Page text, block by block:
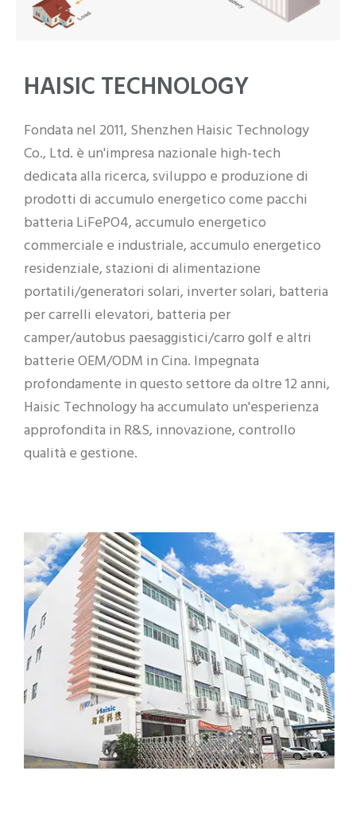
HAISIC TECHNOLOGY
Fondata nel 2011, Shenzhen Haisic Technology
Co., Ltd. è un'impresa nazionale high-tech
dedicata alla ricerca, sviluppo e produzione di
prodotti di accumulo energetico come pacchi
batteria LiFePO4, accumulo energetico
commerciale e industriale, accumulo energetico
residenziale, stazioni di alimentazione
portatili/generatori solari, inverter solari, batteria
per carrelli elevatori, batteria per
camper/autobus paesaggistici/carro golf e altri
batterie OEM/ODM in Cina. Impegnata
profondamente in questo settore da oltre 12 anni,
Haisic Technology ha accumulato un'esperienza
approfondita in R&S, innovazione, controllo
qualità e gestione.